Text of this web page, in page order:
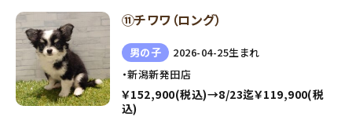
⑪チワワ（ロング）
男の子
2026-04-25生まれ
・新潟新発田店
￥152,900(税込)→8/23迄￥119,900(税
込)